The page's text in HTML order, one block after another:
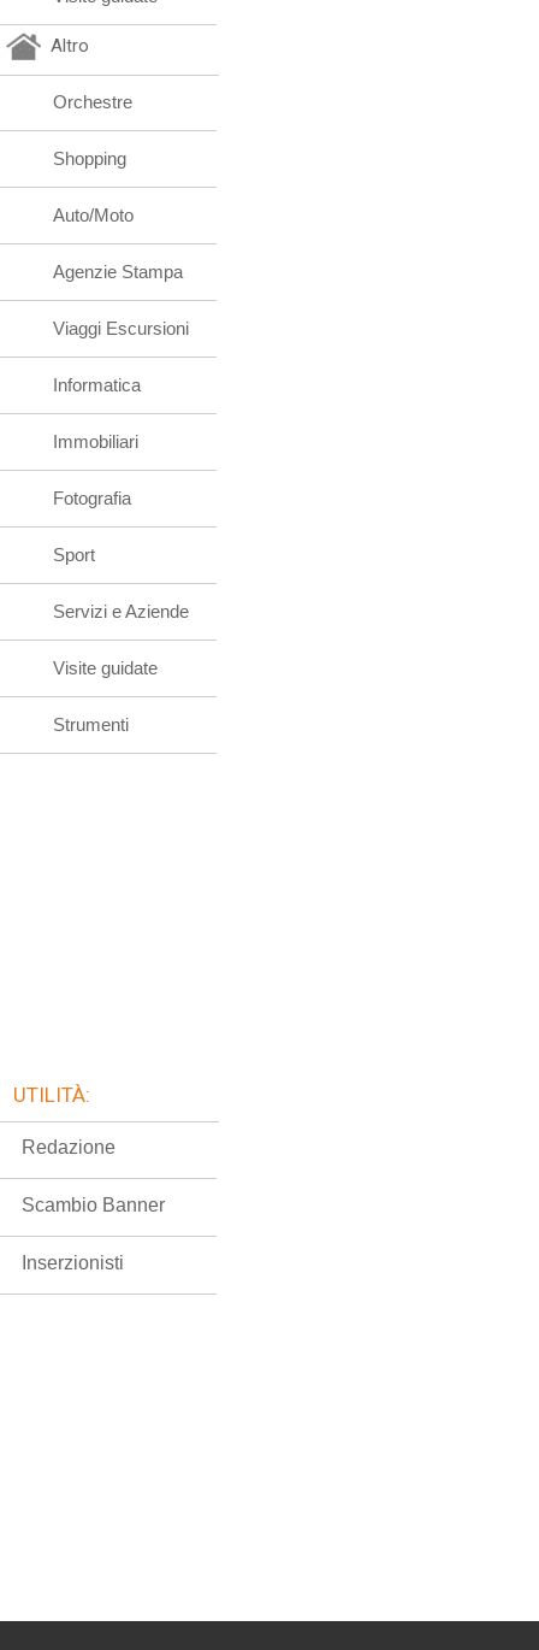
Altro
Orchestre
Shopping
Auto/Moto
Agenzie Stampa
Viaggi Escursioni
Informatica
Immobiliari
Fotografia
Sport
Servizi e Aziende
Visite guidate
Strumenti
UTILITÀ:
Redazione
Scambio Banner
Inserzionisti